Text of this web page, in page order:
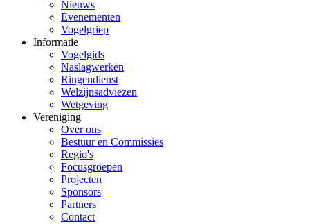
Nieuws
Evenementen
Vogelgriep
Informatie
Vogelgids
Naslagwerken
Ringendienst
Welzijnsadviezen
Wetgeving
Vereniging
Over ons
Bestuur en Commissies
Regio's
Focusgroepen
Projecten
Sponsors
Partners
Contact